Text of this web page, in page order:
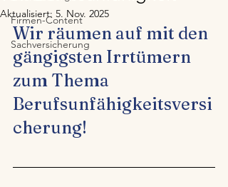
Firmen-Content
Sachversicherung
Aktualisiert: 5. Nov. 2025
Wir räumen auf mit den
gängigsten Irrtümern
zum Thema
Berufsunfähigkeitsversi
cherung!